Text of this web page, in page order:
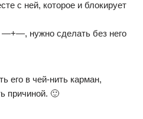
с ней, которое и блокирует
—+—, нужно сделать без него
его в чей-нить карман,
причиной. 🙂